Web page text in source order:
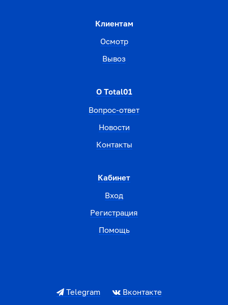
Клиентам
Осмотр
Вывоз
О Total01
Вопрос-ответ
Новости
Контакты
Кабинет
Вход
Регистрация
Помощь
Telegram Вконтакте